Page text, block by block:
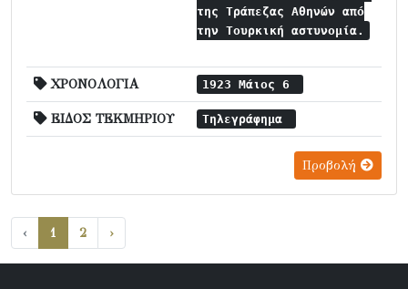
της Τράπεζας Αθηνών από
την Τουρκική αστυνομία.
ΧΡΟΝΟΛΟΓΙΑ 1923 Μάιος 6
ΕΙΔΟΣ ΤΕΚΜΗΡΙΟΥ Τηλεγράφημα
Προβολή
‹ 1 2 ›